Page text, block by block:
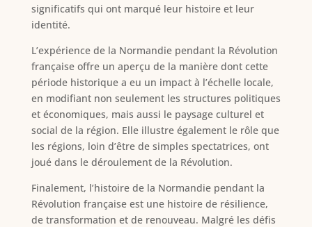
significatifs qui ont marqué leur histoire et leur
identité.
L’expérience de la Normandie pendant la Révolution
française offre un aperçu de la manière dont cette
période historique a eu un impact à l’échelle locale,
en modifiant non seulement les structures politiques
et économiques, mais aussi le paysage culturel et
social de la région. Elle illustre également le rôle que
les régions, loin d’être de simples spectatrices, ont
joué dans le déroulement de la Révolution.
Finalement, l’histoire de la Normandie pendant la
Révolution française est une histoire de résilience,
de transformation et de renouveau. Malgré les défis